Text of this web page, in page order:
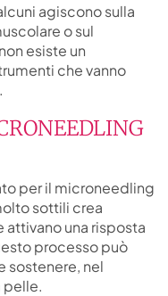
agiscono sulla
o sul
esiste un
che vanno
per il microneedling
sottili crea
una risposta
processo può
sostenere, nel
pelle.